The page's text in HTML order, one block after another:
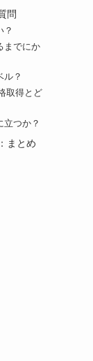
問
？
までにか
ル？
取得とど
立つか？
まとめ